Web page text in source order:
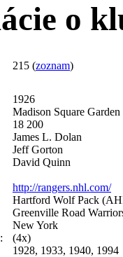
o
215 (zoznam)
1926
Madison Square Garden
18 200
James L. Dolan
Jeff Gorton
David Quinn
http://rangers.nhl.com/
Hartford Wolf Pack
Greenville Road
New York
(4x)
1928, 1933, 1940, 1994